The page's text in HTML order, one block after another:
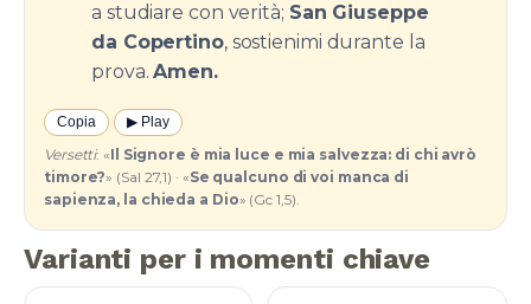
a studiare con verità; San Giuseppe
da Copertino, sostienimi durante la
prova.Amen.
Copia ▶︎ Play
Versetti: «Il Signore è mia luce e mia salvezza: di chi avrò
timore?» (Sal 27,1) · «Se qualcuno di voi manca di
sapienza, la chieda a Dio» (Gc 1,5).
Varianti per i momenti chiave